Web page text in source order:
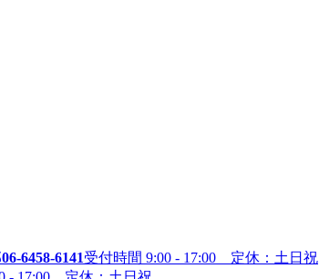
06-6458-6141受付時間 9:00 - 17:00 定休：土日祝